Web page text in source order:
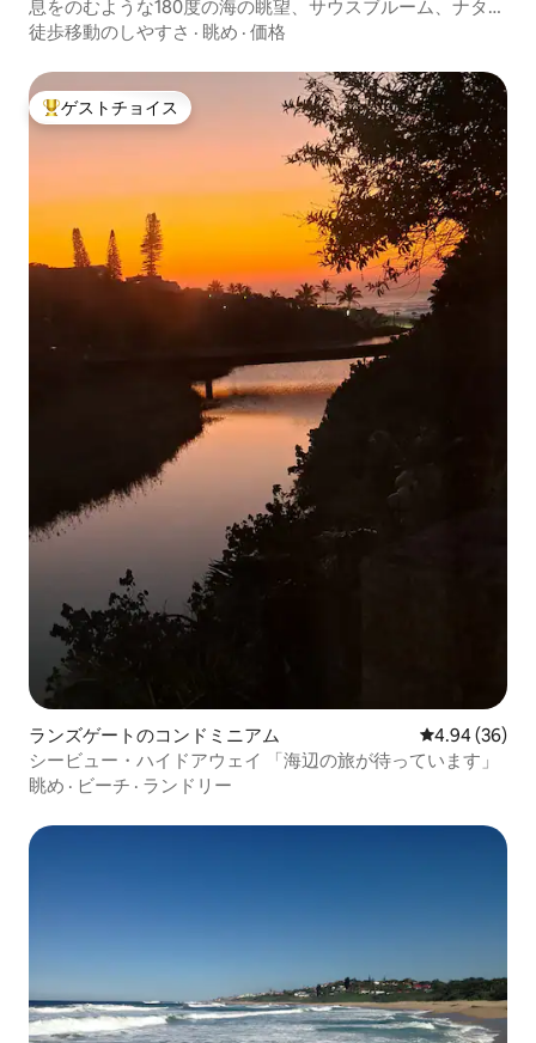
息をのむような180度の海の眺望、サウスブルーム、ナター
ル
徒歩移動のしやすさ · 眺め · 価格
大好評のゲストチョイスです。
ゲストチョイス
ランズゲートのコンドミニアム レビュー36
4.94 (36)
シービュー・ハイドアウェイ 「海辺の旅が待っています」
眺め · ビーチ · ランドリー